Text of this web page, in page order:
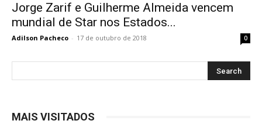
Jorge Zarif e Guilherme Almeida vencem
mundial de Star nos Estados...
Adilson Pacheco - 17 de outubro de 2018 0
MAIS VISITADOS